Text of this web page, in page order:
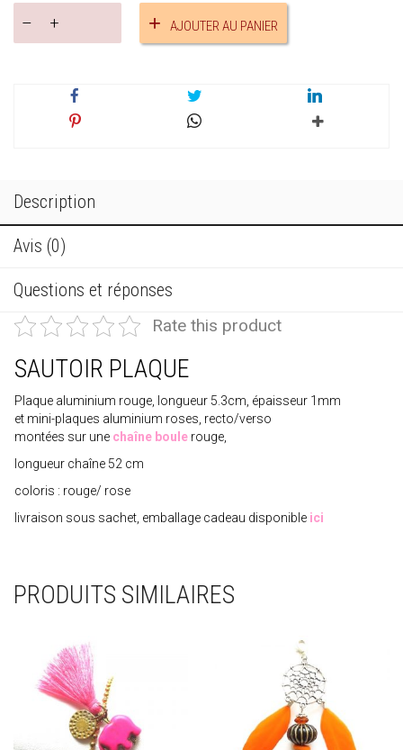
Sautoir
AJOUTER AU PANIER
Description
Avis (0)
Questions et réponses
Rate this product
SAUTOIR PLAQUE
Plaque aluminium rouge, longueur 5.3cm, épaisseur 1mm
et mini-plaques aluminium roses, recto/verso
montées sur une chaîne boule rouge,
longueur chaîne 52 cm
coloris : rouge/ rose
livraison sous sachet, emballage cadeau disponible ici
PRODUITS SIMILAIRES